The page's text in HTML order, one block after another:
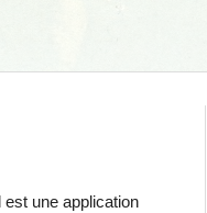
une application